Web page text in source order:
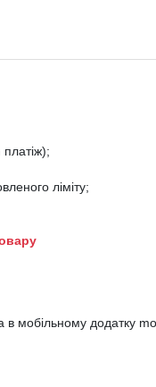
ліміту;
в мобільному додатку